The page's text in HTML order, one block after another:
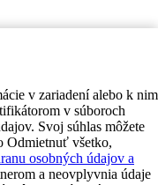
v zariadení alebo k nim
v súboroch
Svoj súhlas môžete
Odmietnuť všetko,
osobných údajov a
a neovplyvnia údaje